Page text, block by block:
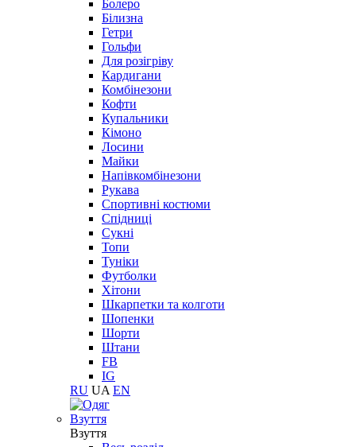
Болеро
Білизна
Гетри
Гольфи
Для розігріву
Кардигани
Комбінезони
Кофти
Купальники
Кімоно
Лосини
Майки
Напівкомбінезони
Рукава
Спортивні костюми
Спідниці
Сукні
Топи
Туніки
Футболки
Хітони
Шкарпетки та колготи
Шопенки
Шорти
Штани
FB
IG
RU UA EN
Взуття
Взуття